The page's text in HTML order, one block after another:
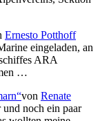
Ernesto Potthoff
eingeladen, an
ARA
…
von Renate
noch ein paar